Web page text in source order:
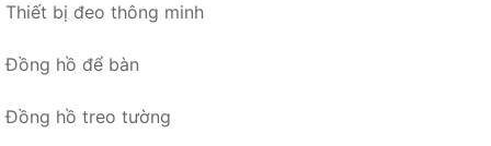
Thiết bị đeo thông minh
Đồng hồ để bàn
Đồng hồ treo tường